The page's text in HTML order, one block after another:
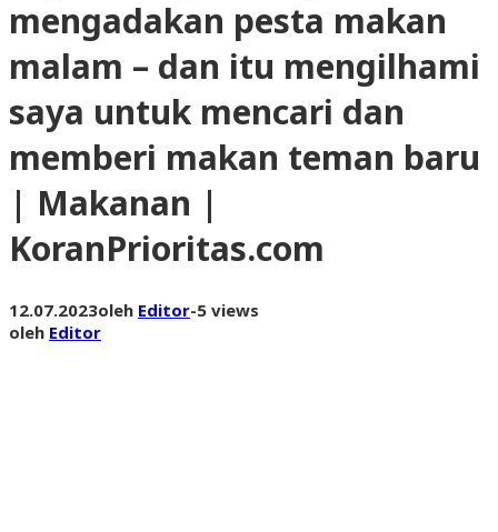
mengadakan pesta makan
malam – dan itu mengilhami
saya untuk mencari dan
memberi makan teman baru
| Makanan |
KoranPrioritas.com
12.07.2023oleh Editor-5 views
oleh Editor